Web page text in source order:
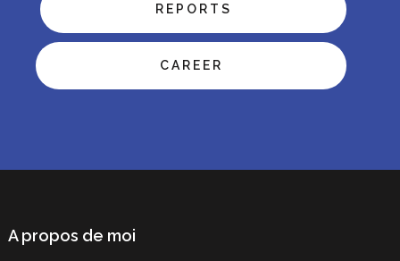
REPORTS
CAREER
A propos de moi